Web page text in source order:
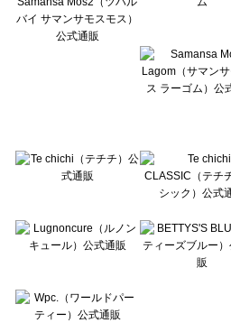
BETTY'S BLUE（べティーズブルー）の一覧
Wpc.（ワールドパーティー）の一覧